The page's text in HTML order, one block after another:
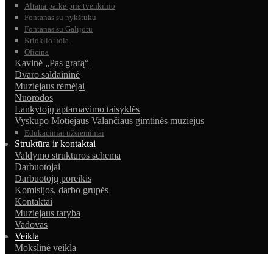
Altana parke prie tvenkinio
Fontanas su nykštuku
Fontanas su Galijotu
Krioklio uola
Oficina
Kavinė „Pas grafą“
Dvaro saldaininė
Muziejaus rėmėjai
Nuorodos
Lankytojų aptarnavimo taisyklės
Vyskupo Motiejaus Valančiaus gimtinės muziejus
Edukaciniai užsiėmimai
Struktūra ir kontaktai
Valdymo struktūros schema
Darbuotojai
Darbuotojų poreikis
Komisijos, darbo grupės
Kontaktai
Muziejaus taryba
Vadovas
Veikla
Mokslinė veikla